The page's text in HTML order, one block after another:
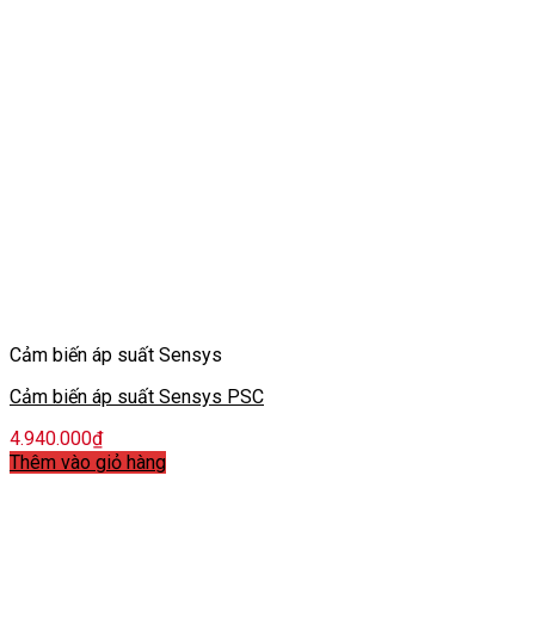
Cảm biến áp suất Sensys
Cảm biến áp suất Sensys PSC
4.940.000₫
Thêm vào giỏ hàng